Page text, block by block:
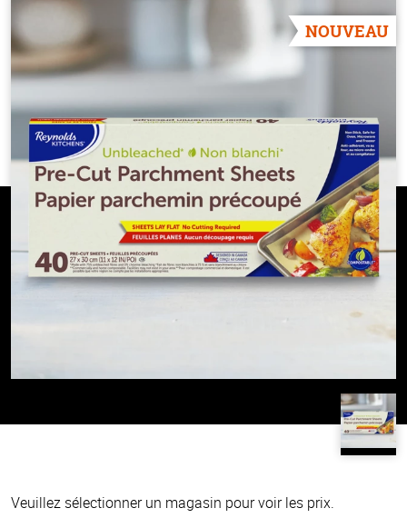
NOUVEAU
Veuillez sélectionner un magasin pour voir les prix.